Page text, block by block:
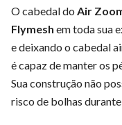
O cabedal do Air
Flymesh em toda sua
e deixando o cabedal
é capaz de manter os
Sua construção não
risco de bolhas